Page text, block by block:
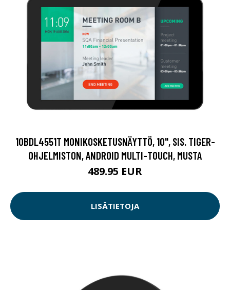
10BDL4551T MONIKOSKETUSNÄYTTÖ, 10", SIS. TIGER-
OHJELMISTON, ANDROID MULTI-TOUCH, MUSTA
489.95 EUR
LISÄTIETOJA